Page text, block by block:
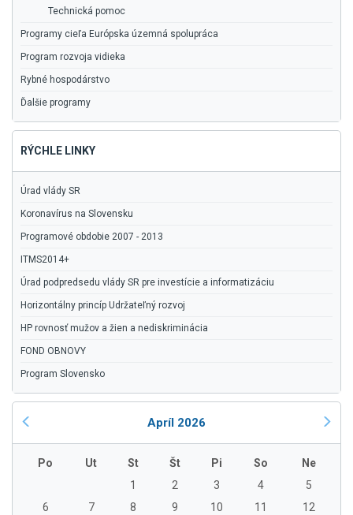
Technická pomoc
Programy cieľa Európska územná spolupráca
Program rozvoja vidieka
Rybné hospodárstvo
Ďalšie programy
RÝCHLE LINKY
Úrad vlády SR
Koronavírus na Slovensku
Programové obdobie 2007 - 2013
ITMS2014+
Úrad podpredsedu vlády SR pre investície a informatizáciu
Horizontálny princíp Udržateľný rozvoj
HP rovnosť mužov a žien a nediskriminácia
FOND OBNOVY
Program Slovensko
Apríl 2026
Po Ut St Št Pi So
Ne
1
2 3 4
5
6
7 8 9 10 11
12